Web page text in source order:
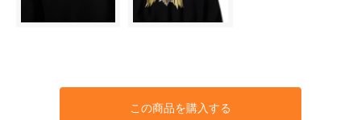
この商品を購入する